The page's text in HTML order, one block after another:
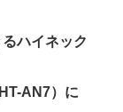
ハイネック
AN7）に